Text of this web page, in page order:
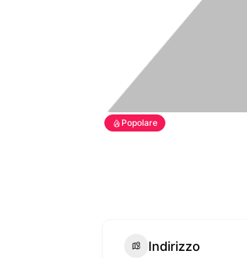
Popolare
Indirizzo